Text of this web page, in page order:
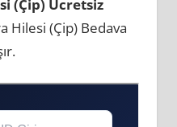
(Çip) Ücretsiz
Hilesi (Çip) Bedava